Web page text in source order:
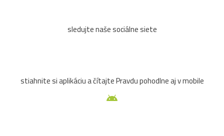
sledujte naše sociálne siete
stiahnite si aplikáciu a čítajte Pravdu pohodlne aj v mobile